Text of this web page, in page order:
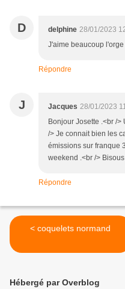
D delphine 28/01/2023
J'aime beaucoup
Répondre
J Jacques 28/01/2023
Bonjour Josette .<br /
/> Je connait bien les
émissions sur franque
weekend .<br /> Bisous
Répondre
< coquelets normand
Hébergé par Overblog